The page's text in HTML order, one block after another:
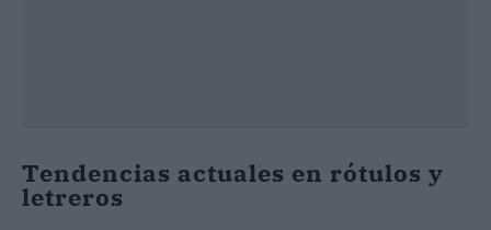
Tendencias actuales en rótulos y
letreros